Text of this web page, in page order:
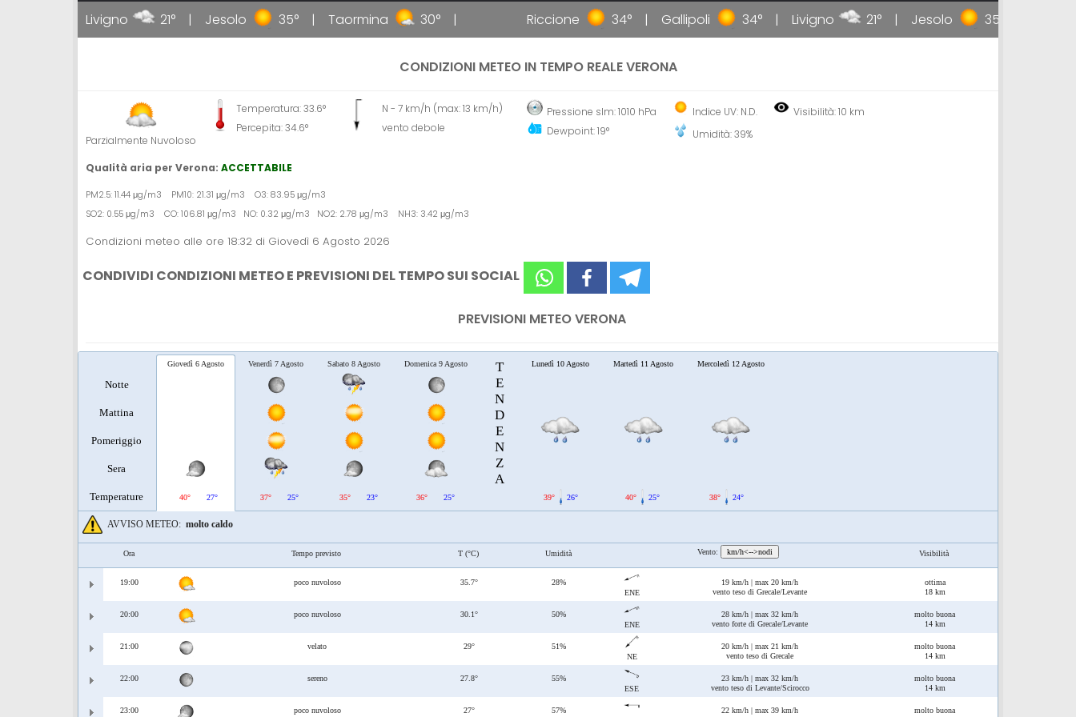
Livigno 21° Jesolo 35° Taormina 30° Riccione 34° Gallipoli 34° Livigno 21° Jesolo 35°
CONDIZIONI METEO IN TEMPO REALE VERONA
Parzialmente Nuvoloso
Temperatura: 33.6°
Percepita: 34.6°
N - 7 km/h (max: 13 km/h)
vento debole
Pressione slm: 1010 hPa
Dewpoint: 19°
Indice UV: N.D.
Umidità: 39%
Visibilità: 10 km
Qualità aria per Verona: ACCETTABILE
PM2.5: 11.44 μg/m3 PM10: 21.31 μg/m3 O3: 83.95 μg/m3
SO2: 0.55 μg/m3 CO: 106.81 μg/m3 NO: 0.32 μg/m3 NO2: 2.78 μg/m3 NH3: 3.42 μg/m3
Condizioni meteo alle ore 18:32 di Giovedì 6 Agosto 2026
CONDIVIDI CONDIZIONI METEO E PREVISIONI DEL TEMPO SUI SOCIAL
PREVISIONI METEO VERONA
Notte
Mattina
Pomeriggio
Sera
Temperature
Giovedì 6 Agosto
40° 27°
Venerdì 7 Agosto
37° 25°
Sabato 8 Agosto
35° 23°
Domenica 9 Agosto
36° 25°
T
E
N
D
E
N
Z
A
Lunedì 10 Agosto
39° 26°
Martedì 11 Agosto
40° 25°
Mercoledì 12 Agosto
38° 24°
AVVISO METEO: molto caldo
Ora Tempo previsto T (°C) Umidità Vento: km/h<-->nodi Visibilità
19:00 poco nuvoloso 35.7°
28%
ENE
19 km/h | max 20 km/h
vento teso di Grecale/Levante
ottima
18 km
20:00 poco nuvoloso 30.1°
50%
ENE
28 km/h | max 32 km/h
vento forte di Grecale/Levante
molto buona
14 km
21:00 velato 29°
51%
NE
20 km/h | max 21 km/h
vento teso di Grecale
molto buona
14 km
22:00 sereno 27.8°
55%
ESE
23 km/h | max 32 km/h
vento teso di Levante/Scirocco
molto buona
14 km
23:00 poco nuvoloso 27°
57%
22 km/h | max 39 km/h
molto buona